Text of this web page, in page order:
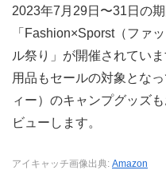
2023年7月29日〜31日の
「Fashion×Sporst（ファ
ル祭り」が開催されてい
用品もセールの対象とな
ィー）のキャンプグッズ
ビューします。
アイキャッチ画像出典: Amazon